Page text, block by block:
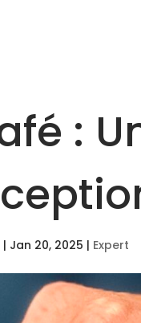
:
| Jan 20, 2025 | Expert